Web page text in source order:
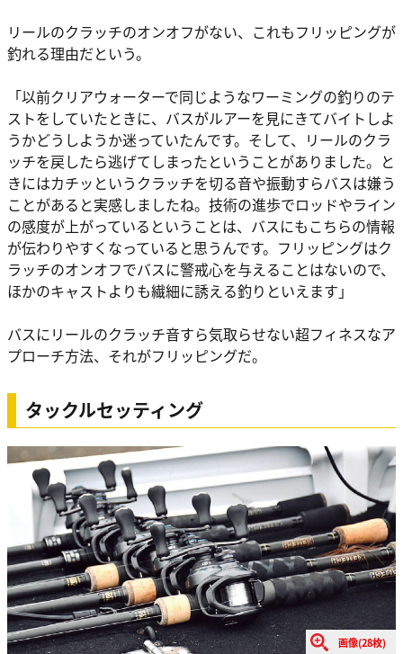
リールのクラッチのオンオフがない、これもフリッピングが
釣れる理由だという。
「以前クリアウォーターで同じようなワーミングの釣りのテ
ストをしていたときに、バスがルアーを見にきてバイトしよ
うかどうしようか迷っていたんです。そして、リールのクラ
ッチを戻したら逃げてしまったということがありました。と
きにはカチッというクラッチを切る音や振動すらバスは嫌う
ことがあると実感しましたね。技術の進歩でロッドやライン
の感度が上がっているということは、バスにもこちらの情報
が伝わりやすくなっていると思うんです。フリッピングはク
ラッチのオンオフでバスに警戒心を与えることはないので、
ほかのキャストよりも繊細に誘える釣りといえます」
バスにリールのクラッチ音すら気取らせない超フィネスなア
プローチ方法、それがフリッピングだ。
タックルセッティング
画像(28枚)